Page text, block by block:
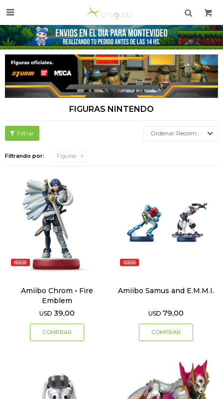

FIGURAS NINTENDO
Recomendados
Filtrando por: Figuras
Amiibo Chrom • Fire
Emblem
USD 39,00
Amiibo Samus and E.M.M.I.
USD 79,00